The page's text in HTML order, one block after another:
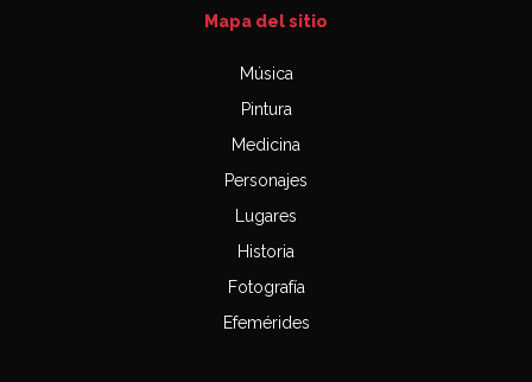
Mapa del sitio
Música
Pintura
Medicina
Personajes
Lugares
Historia
Fotografía
Efemérides